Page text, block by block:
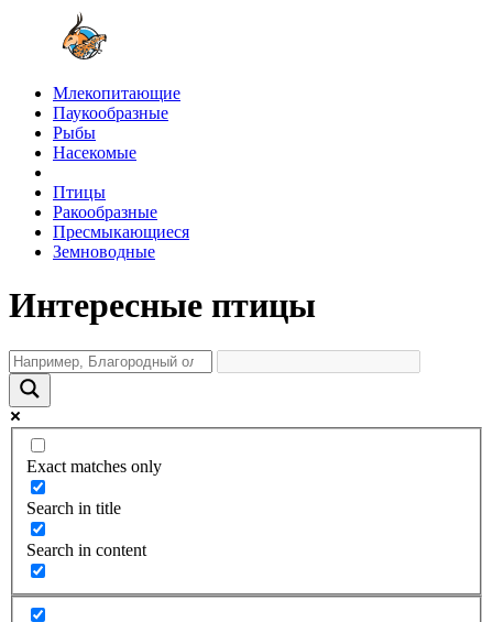
Млекопитающие
Паукообразные
Рыбы
Насекомые
Птицы
Ракообразные
Пресмыкающиеся
Земноводные
Интересные птицы
Exact matches only
Search in title
Search in content